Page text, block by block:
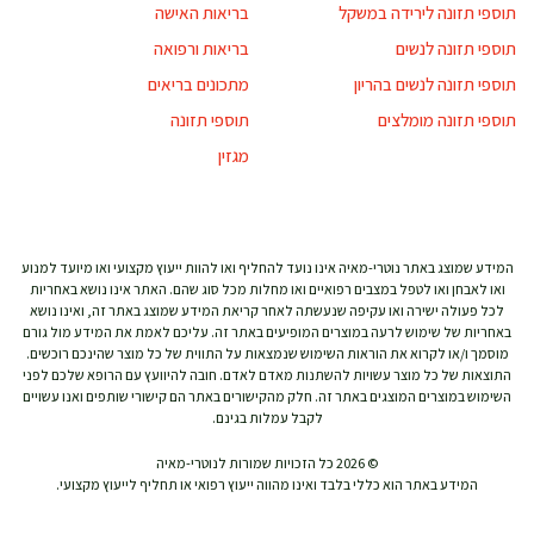
תוספי תזונה לירידה במשקל
תוספי תזונה לנשים
תוספי תזונה לנשים בהריון
תוספי תזונה מומלצים
בריאות האישה
בריאות ורפואה
מתכונים בריאים
תוספי תזונה
מגזין
המידע שמוצג באתר נוטרי-מאיה אינו נועד להחליף ואו להוות ייעוץ מקצועי ואו מיועד למנוע
ואו לאבחן ואו לטפל במצבים רפואיים ואו מחלות מכל סוג שהם. האתר אינו נושא באחריות
לכל פעולה ישירה ואו עקיפה שנעשתה לאחר קריאת המידע שמוצג באתר זה, ואינו נושא
באחריות של שימוש לרעה במוצרים המופיעים באתר זה. עליכם לאמת את המידע מול גורם
מוסמך ו/או לקרוא את הוראות השימוש שנמצאות על התווית של כל מוצר שהינכם רוכשים.
התוצאות של כל מוצר עשויות להשתנות מאדם לאדם. חובה להיוועץ עם הרופא שלכם לפני
השימוש במוצרים המוצגים באתר זה. חלק מהקישורים באתר הם קישורי שותפים ואנו עשויים
לקבל עמלות בגינם.
© 2026 כל הזכויות שמורות לנוטרי-מאיה
המידע באתר הוא כללי בלבד ואינו מהווה ייעוץ רפואי או תחליף לייעוץ מקצועי.